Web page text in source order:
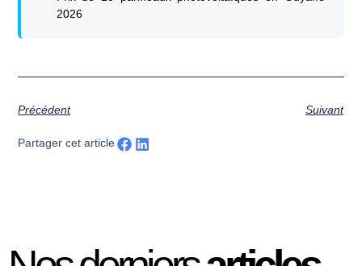
2026
Précédent Suivant
Partager cet article